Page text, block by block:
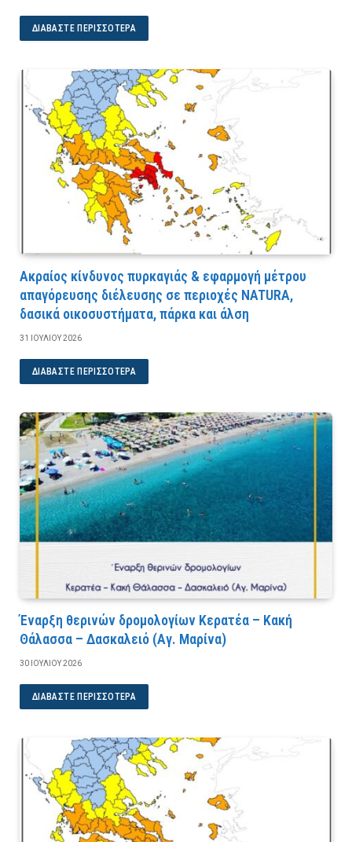
ΔΙΑΒΆΣΤΕ ΠΕΡΙΣΣΌΤΕΡΑ
Ακραίος κίνδυνος πυρκαγιάς & εφαρμογή μέτρου
απαγόρευσης διέλευσης σε περιοχές NATURA,
δασικά οικοσυστήματα, πάρκα και άλση
31 ΙΟΥΛΊΟΥ 2026
ΔΙΑΒΆΣΤΕ ΠΕΡΙΣΣΌΤΕΡΑ
Έναρξη θερινών δρομολογίων Κερατέα – Κακή
Θάλασσα – Δασκαλειό (Αγ. Μαρίνα)
30 ΙΟΥΛΊΟΥ 2026
ΔΙΑΒΆΣΤΕ ΠΕΡΙΣΣΌΤΕΡΑ